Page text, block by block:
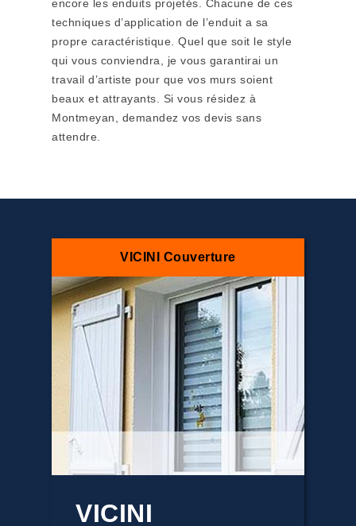
encore les enduits projetés. Chacune de ces
techniques d’application de l’enduit a sa
propre caractéristique. Quel que soit le style
qui vous conviendra, je vous garantirai un
travail d’artiste pour que vos murs soient
beaux et attrayants. Si vous résidez à
Montmeyan, demandez vos devis sans
attendre.
VICINI Couverture
VICINI